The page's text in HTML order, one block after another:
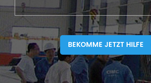
BEKOMME JETZT HILFE